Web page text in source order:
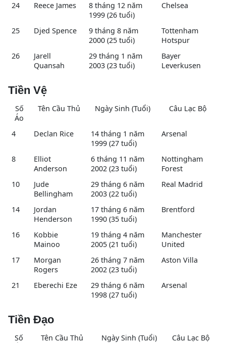
24
Reece James
8 tháng 12 năm
1999 (26 tuổi)
Chelsea
25 Djed Spence
9 tháng 8 năm
2000 (25 tuổi)
Tottenham
Hotspur
26
Jarell
Quansah
29 tháng 1 năm
2003 (23 tuổi)
Bayer
Leverkusen
Tiền Vệ
Số
Áo
Tên Cầu Thủ Ngày Sinh (Tuổi) Câu Lạc Bộ
4 Declan Rice
14 tháng 1 năm
1999 (27 tuổi)
Arsenal
8
Elliot
Anderson
6 tháng 11 năm
2002 (23 tuổi)
Nottingham
Forest
10
Jude
Bellingham
29 tháng 6 năm
2003 (22 tuổi)
Real Madrid
14
Jordan
Henderson
17 tháng 6 năm
1990 (35 tuổi)
Brentford
16
Kobbie
Mainoo
19 tháng 4 năm
2005 (21 tuổi)
Manchester
United
17
Morgan
Rogers
26 tháng 7 năm
2002 (23 tuổi)
Aston Villa
21 Eberechi Eze
29 tháng 6 năm
1998 (27 tuổi)
Arsenal
Tiền Đạo
Số
Tên Cầu Thủ Ngày Sinh (Tuổi) Câu Lạc Bộ